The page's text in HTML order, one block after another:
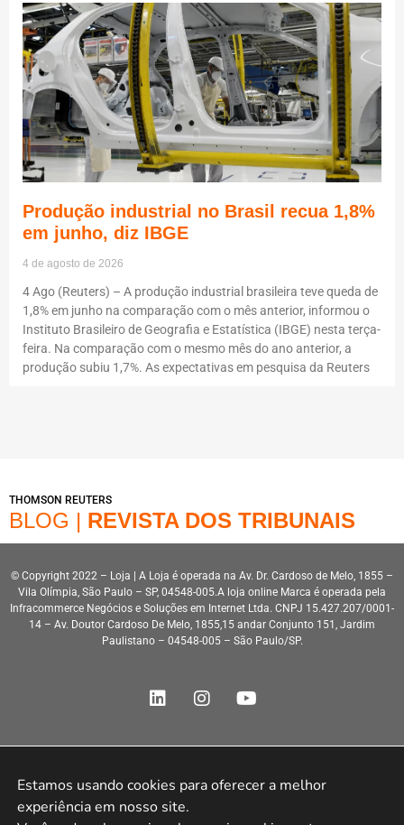
Produção industrial no Brasil recua 1,8%
em junho, diz IBGE
4 de agosto de 2026
4 Ago (Reuters) – A produção industrial brasileira teve queda de
1,8% em junho na comparação com o mês anterior, informou o
Instituto Brasileiro de Geografia e Estatística (IBGE) nesta terça-
feira. Na comparação com o mesmo mês do ano anterior, a
produção subiu 1,7%. As expectativas em pesquisa da Reuters
THOMSON REUTERS
BLOG | REVISTA DOS TRIBUNAIS
© Copyright 2022 – Loja | A Loja é operada na Av. Dr. Cardoso de Melo, 1855 –
Vila Olímpia, São Paulo – SP, 04548-005.A loja online Marca é operada pela
Infracommerce Negócios e Soluções em Internet Ltda. CNPJ 15.427.207/0001-
14 – Av. Doutor Cardoso De Melo, 1855,15 andar Conjunto 151, Jardim
Paulistano – 04548-005 – São Paulo/SP.
Desenvolvimento HeroStar
Estamos usando cookies para oferecer a melhor
experiência em nosso site.